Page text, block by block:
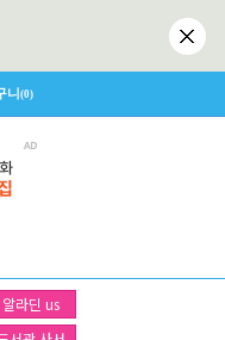
니(0)
알라딘 us